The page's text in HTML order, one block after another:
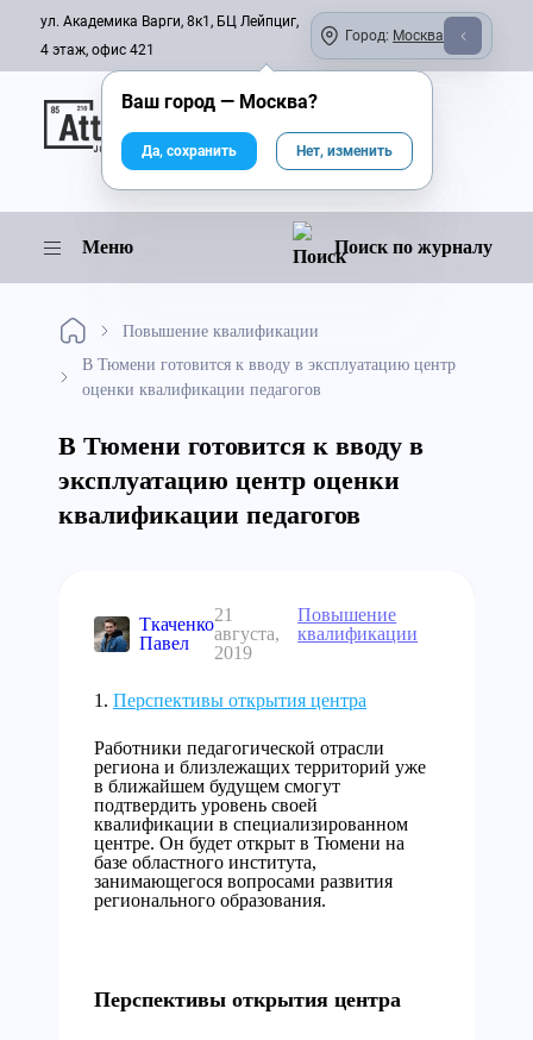
ул. Академика Варги, 8к1, БЦ Лейпциг,
4 этаж, офис 421
Город: Москва
Онлайн-журнал
Меню Поиск по журналу
Повышение квалификации
В Тюмени готовится к вводу в эксплуатацию центр
оценки квалификации педагогов
В Тюмени готовится к вводу в
эксплуатацию центр оценки
квалификации педагогов
Ткаченко
Павел
21
августа,
2019
Повышение
квалификации
Перспективы открытия центра
Работники педагогической отрасли
региона и близлежащих территорий уже
в ближайшем будущем смогут
подтвердить уровень своей
квалификации в специализированном
центре. Он будет открыт в Тюмени на
базе областного института,
занимающегося вопросами развития
регионального образования.
Перспективы открытия центра
Ваш город — Москва?
Да, сохранить Нет, изменить